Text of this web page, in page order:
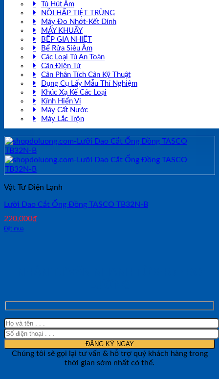
Tủ Hút Ẩm
NỒI HẤP TIỆT TRÙNG
Máy Đo Nhớt-Kết Dính
MÁY KHUẤY
BẾP GIA NHIỆT
Bể Rửa Siêu Âm
Các Loại Tủ An Toàn
Cân Điện Tử
Cân Phân Tích Cân Kỹ Thuật
Dụng Cụ Lấy Mẫu Thí Nghiệm
Khúc Xạ Kế Các Loại
Kính Hiển Vi
Máy Cất Nước
Máy Lắc Trộn
Vật Tư Điện Lạnh
Lưỡi Dao Cắt Ống Đồng TASCO TB32N-B
220,000₫
Đặt mua
Chúng tôi sẽ gọi lại tư vấn & hỗ trợ quý khách hàng trong
thời gian sớm nhất có thể.